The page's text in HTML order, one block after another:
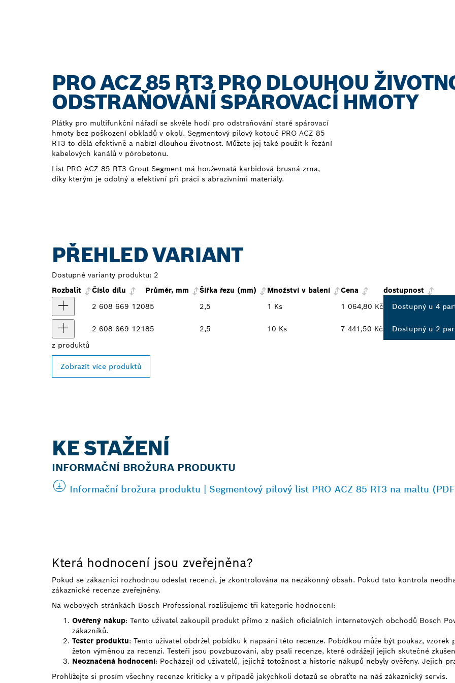
PRO ACZ 85 RT3 PRO DLOUHOU
ODSTRAŇOVÁNÍ SPÁROVACÍ HMOTY
Plátky pro multifunkční nářadí se skvěle hodí pro odstraňování staré spárovací
hmoty bez poškození obkladů v okolí. Segmentový pilový kotouč PRO ACZ 85
RT3 to dělá efektivně a nabízí dlouhou životnost. Můžete jej také použít k řezání
kabelových kanálů v pórobetonu.
List PRO ACZ 85 RT3 Grout Segment má houževnatá karbidová brusná zrna,
díky kterým je odolný a efektivní při práci s abrazivními materiály.
PŘEHLED VARIANT
Dostupné varianty produktu: 2
Rozbalit
Číslo dílu Průměr, mm Šířka řezu (mm) Množství v balení Cena
dostupnost
2 608 669 12085 2,5 1 Ks 1 064,80 Kč Dostupný u 4
2 608 669 12185 2,5 10 Ks 7 441,50 Kč
Dostupný u 2
z produktů
Zobrazit více produktů
KE STAŽENÍ
INFORMAČNÍ BROŽURA PRODUKTU
Informační brožura produktu | Segmentový pilový list PRO ACZ 85 RT3 na maltu
Která hodnocení jsou zveřejněna?
Pokud se zákazníci rozhodnou odeslat recenzi, je zkontrolována na nezákonný obsah. Pokud tato kontrola
zákaznické recenze zveřejněny.
Na webových stránkách Bosch Professional rozlišujeme tři kategorie hodnocení:
Ověřený nákup: Tento uživatel zakoupil produkt přímo z našich oficiálních internetových obchodů Bosch
zákazníků.
Tester produktu: Tento uživatel obdržel pobídku k napsání této recenze. Pobídkou může být poukaz,
žeton výměnou za recenzi. Testeři jsou povzbuzováni, aby psali recenze, které odrážejí jejich skutečné
Neoznačená hodnocení: Pocházejí od uživatelů, jejichž totožnost a historie nákupů nebyly ověřeny. Jejich
Prohlížejte si prosím všechny recenze kriticky a v případě jakýchkoli dotazů se obraťte na náš zákaznický servis.